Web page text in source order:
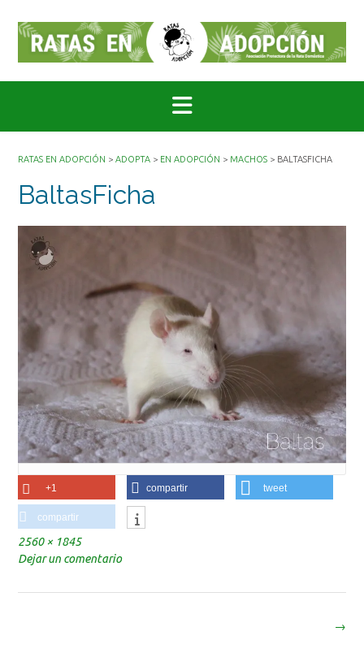
contenido
RATAS EN ADOPCIÓN > ADOPTA > EN ADOPCIÓN > MACHOS > BALTASFICHA
BaltasFicha
+1 compartir tweet
compartir
Tamaño
completo
2560 × 1845
Dejar un comentario
→